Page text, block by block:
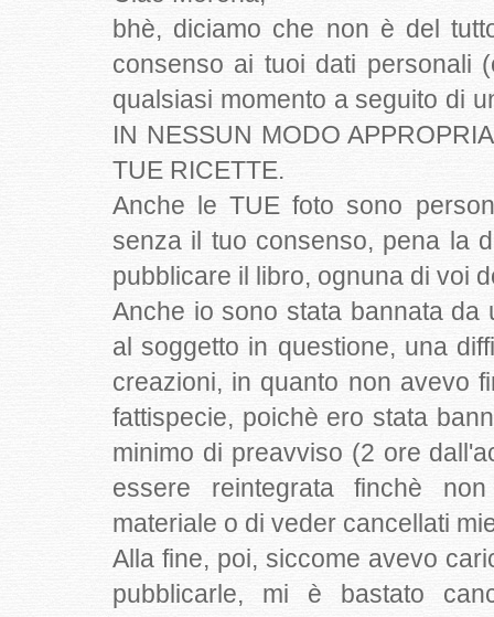
bhè, diciamo che non è del
consenso ai tuoi dati personali
qualsiasi momento a seguito di
IN NESSUN MODO
TUE RICETTE.
Anche le TUE foto sono
senza il tuo consenso, pena la
pubblicare il libro, ognuna di voi
Anche io sono stata bannata
al soggetto in questione, una
creazioni, in quanto non avevo
fattispecie, poichè ero stata
minimo di preavviso (2 ore
essere reintegrata finchè
materiale o di veder cancellati
Alla fine, poi, siccome avevo
pubblicarle, mi è bastato